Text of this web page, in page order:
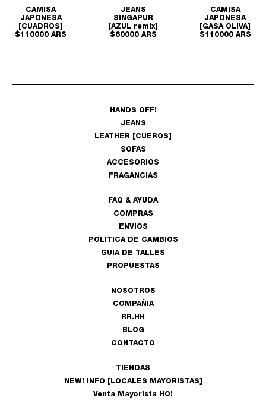
CAMISA
JAPONESA
[CUADROS]
$110000 ARS
JEANS
SINGAPUR
[AZUL remix]
$60000 ARS
CAMISA
JAPONESA
[GASA OLIVA]
$110000 ARS
HANDS OFF!
JEANS
LEATHER [CUEROS]
SOFAS
ACCESORIOS
FRAGANCIAS
FAQ & AYUDA
COMPRAS
ENVIOS
POLITICA DE CAMBIOS
GUIA DE TALLES
PROPUESTAS
NOSOTROS
COMPAÑIA
RR.HH
BLOG
CONTACTO
TIENDAS
NEW! INFO [LOCALES MAYORISTAS]
Venta Mayorista HO!